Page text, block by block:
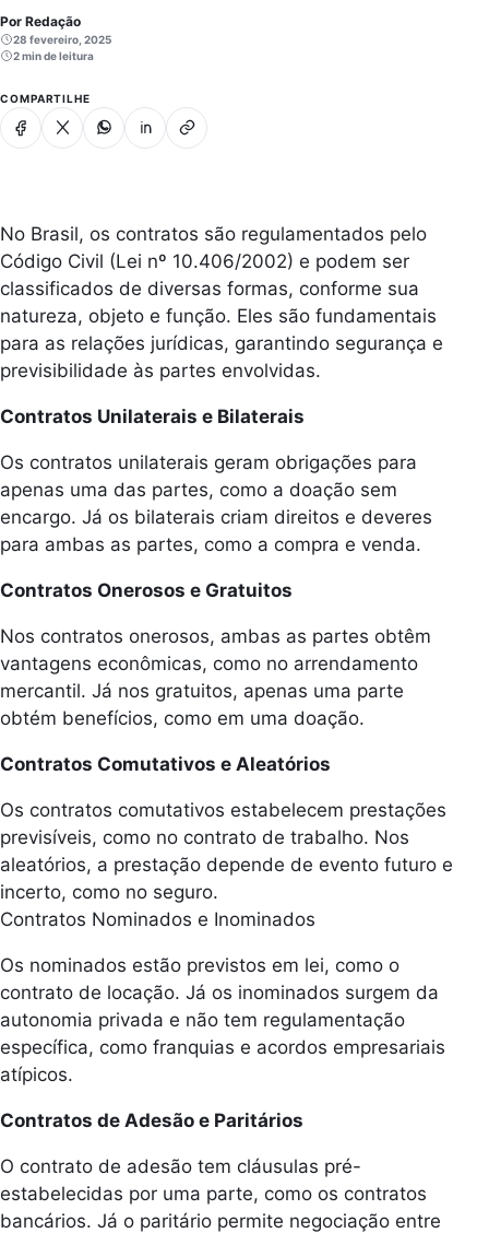
Por Redação
28 fevereiro, 2025
2 min de leitura
COMPARTILHE
Facebook
X WhatsappLinkedinCopiar link
No Brasil, os contratos são regulamentados pelo
Código Civil (Lei nº 10.406/2002) e podem ser
classificados de diversas formas, conforme sua
natureza, objeto e função. Eles são fundamentais
para as relações jurídicas, garantindo segurança e
previsibilidade às partes envolvidas.
Contratos Unilaterais e Bilaterais
Os contratos unilaterais geram obrigações para
apenas uma das partes, como a doação sem
encargo. Já os bilaterais criam direitos e deveres
para ambas as partes, como a compra e venda.
Contratos Onerosos e Gratuitos
Nos contratos onerosos, ambas as partes obtêm
vantagens econômicas, como no arrendamento
mercantil. Já nos gratuitos, apenas uma parte
obtém benefícios, como em uma doação.
Contratos Comutativos e Aleatórios
Os contratos comutativos estabelecem prestações
previsíveis, como no contrato de trabalho. Nos
aleatórios, a prestação depende de evento futuro e
incerto, como no seguro.
Contratos Nominados e Inominados
Os nominados estão previstos em lei, como o
contrato de locação. Já os inominados surgem da
autonomia privada e não tem regulamentação
específica, como franquias e acordos empresariais
atípicos.
Contratos de Adesão e Paritários
O contrato de adesão tem cláusulas pré-
estabelecidas por uma parte, como os contratos
bancários. Já o paritário permite negociação entre